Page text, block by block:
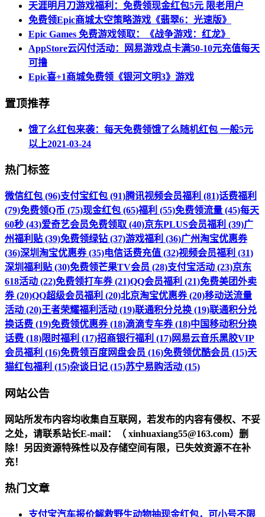
天涯明月刀游戏福利：免费领现金红包5元 限老用户
免费领Epic商城太空策略游戏《翡翠6：光速版》
Epic Games 免费游戏领取：《战争游戏：红龙》
AppStore云闪付活动：网易游戏点卡满50-10元充值每天
可撸
Epic喜+1商城免费领《银河文明3》游戏
置顶推荐
饿了么红包来袭：每天免费领饿了么随机红包 一般5元
以上2021-03-24
热门标签
微信红包 (96)支付宝红包 (91)腾讯视频会员福利 (81)话费福利
(79)免费领Q币 (75)现金红包 (65)福利 (55)免费领流量 (45)每天
60秒 (43)爱奇艺会员免费领取 (40)京东PLUS会员福利 (39)广
州福利贴 (39)免费领绿钻 (37)游戏福利 (36)广州淘宝优惠券
(36)深圳淘宝优惠券 (35)电信话费充值 (32)视频会员福利 (31)
深圳福利贴 (30)免费领芒果TV会员 (28)支付宝活动 (23)京东
618活动 (22)免费领打车券 (21)QQ会员福利 (21)免费美团外卖
券 (20)QQ超级会员福利 (20)北京淘宝优惠券 (20)移动送流量
活动 (20)王者荣耀福利活动 (19)联通积分兑换 (19)联通积分兑
换话费 (19)免费领优惠券 (18)滴滴专车券 (18)中国移动积分换
话费 (18)限时福利 (17)招商银行福利 (17)网易云音乐黑胶VIP
会员福利 (16)免费领百度网盘会员 (16)免费领优酷会员 (15)天
猫红包福利 (15)杂谈日记 (15)苏宁易购活动 (15)
网站公告
网站所发布内容均收集自互联网，若发布的内容有侵权、不妥
之处，请联系站长E-mail：（ xinhuaxiang55@163.com）删
除！另因资源特殊性以及存储空间有限，已失效资源不在补
充！
热门文章
支付宝汽车报价解救野生动物抽现金红包，可小号不限